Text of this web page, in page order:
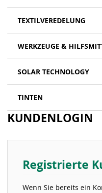
TEXTILVEREDELUNG
WERKZEUGE &
SOLAR TECHNOLOGY
TINTEN
KUNDENLOGIN
Registrierte
Wenn Sie bereits ein